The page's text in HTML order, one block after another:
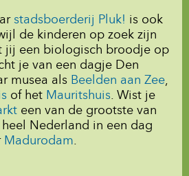
stadsboerderij Pluk! is ook
de kinderen op zoek zijn
jij een biologisch broodje op
je van een dagje Den
musea als Beelden aan Zee,
of het Mauritshuis. Wist je
een van de grootste van
Nederland in een dag
Madurodam.